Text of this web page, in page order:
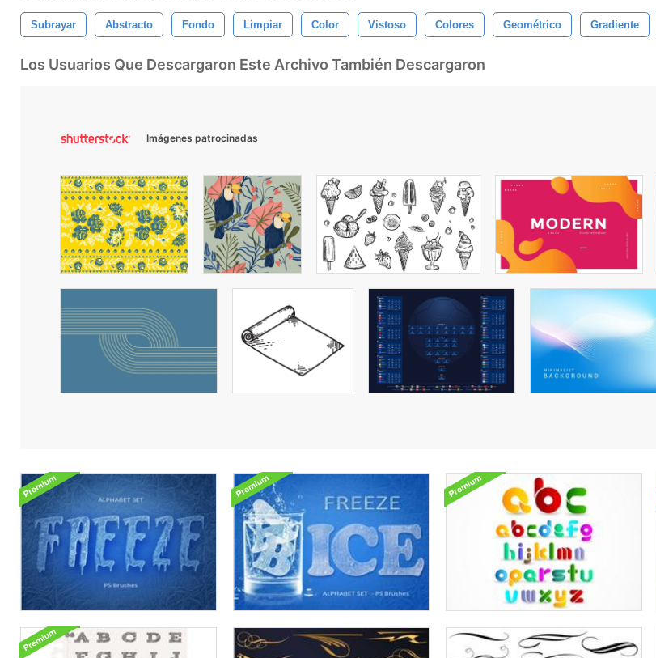
Subrayar Abstracto Fondo Limpiar Color Vistoso Colores Geométrico Gradiente
Los Usuarios Que Descargaron Este Archivo También Descargaron
Imágenes patrocinadas